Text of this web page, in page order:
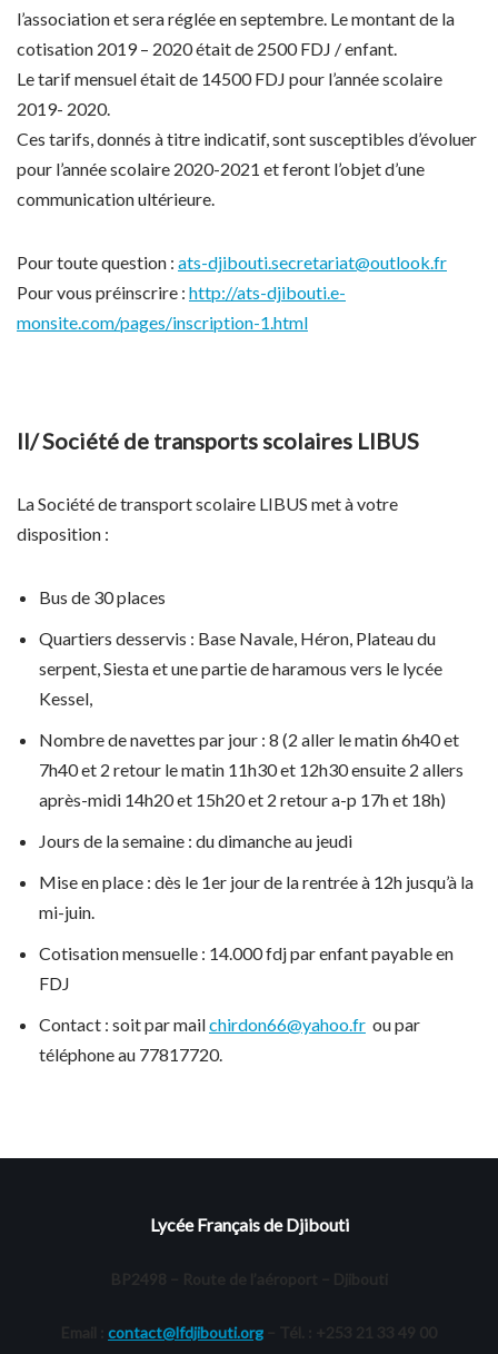
l’association et sera réglée en septembre. Le montant de la
cotisation 2019 – 2020 était de 2500 FDJ / enfant.
Le tarif mensuel était de 14500 FDJ pour l’année scolaire
2019- 2020.
Ces tarifs, donnés à titre indicatif, sont susceptibles d’évoluer
pour l’année scolaire 2020-2021 et feront l’objet d’une
communication ultérieure.
Pour toute question : ats-djibouti.secretariat@outlook.fr
Pour vous préinscrire : http://ats-djibouti.e-
monsite.com/pages/inscription-1.html
II/ Société de transports scolaires LIBUS
La Société de transport scolaire LIBUS met à votre
disposition :
Bus de 30 places
Quartiers desservis : Base Navale, Héron, Plateau du
serpent, Siesta et une partie de haramous vers le lycée
Kessel,
Nombre de navettes par jour : 8 (2 aller le matin 6h40 et
7h40 et 2 retour le matin 11h30 et 12h30 ensuite 2 allers
après-midi 14h20 et 15h20 et 2 retour a-p 17h et 18h)
Jours de la semaine : du dimanche au jeudi
Mise en place : dès le 1er jour de la rentrée à 12h jusqu’à la
mi-juin.
Cotisation mensuelle : 14.000 fdj par enfant payable en
FDJ
Contact : soit par mailchirdon66@yahoo.fr ou par
téléphone au 77817720.
Lycée Français de Djibouti
BP2498 – Route de l’aéroport – Djibouti
Email : contact@lfdjibouti.org – Tél. : +253 21 33 49 00